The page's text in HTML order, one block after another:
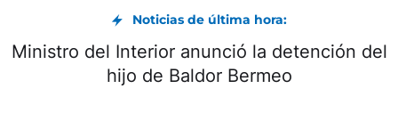
Noticias de última hora:
Ministro del Interior anunció la detención del
hijo de Baldor Bermeo